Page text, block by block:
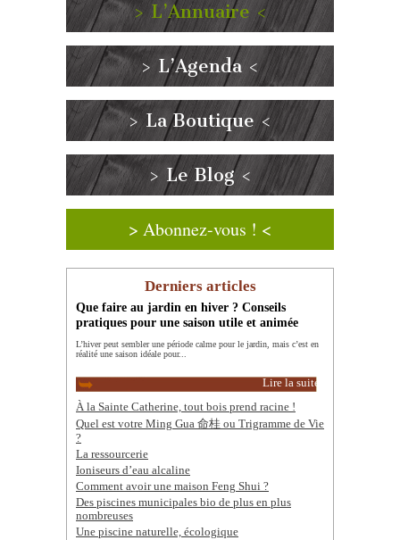
> L’Annuaire <
> L’Agenda <
> La Boutique <
> Le Blog <
> Abonnez-vous ! <
Derniers articles
Que faire au jardin en hiver ? Conseils
pratiques pour une saison utile et animée
L’hiver peut sembler une période calme pour le jardin, mais c’est en
réalité une saison idéale pour...
Lire la suite
À la Sainte Catherine, tout bois prend racine !
Quel est votre Ming Gua 命桂 ou Trigramme de Vie
?
La ressourcerie
Ioniseurs d’eau alcaline
Comment avoir une maison Feng Shui ?
Des piscines municipales bio de plus en plus
nombreuses
Une piscine naturelle, écologique